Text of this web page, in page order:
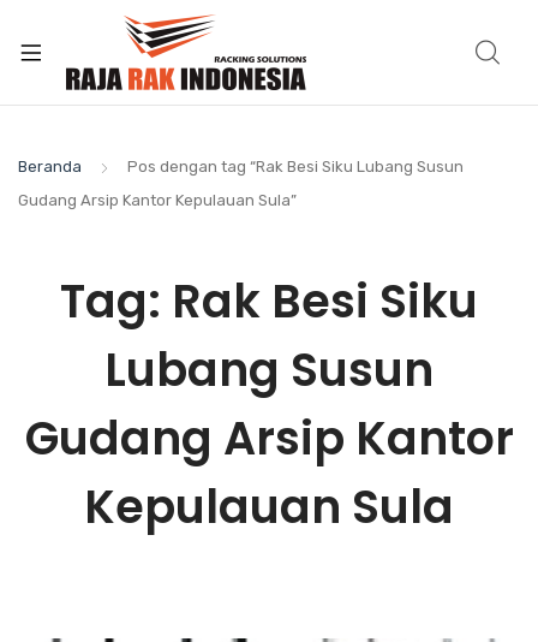
Beranda
Pos dengan tag “Rak Besi Siku Lubang Susun
Gudang Arsip Kantor Kepulauan Sula”
Tag: Rak Besi Siku
Lubang Susun
Gudang Arsip Kantor
Kepulauan Sula